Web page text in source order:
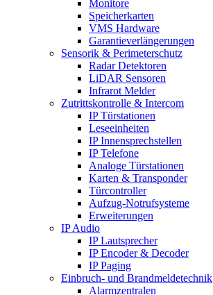
Monitore
Speicherkarten
VMS Hardware
Garantieverlängerungen
Sensorik & Perimeterschutz
Radar Detektoren
LiDAR Sensoren
Infrarot Melder
Zutrittskontrolle & Intercom
IP Türstationen
Leseeinheiten
IP Innensprechstellen
IP Telefone
Analoge Türstationen
Karten & Transponder
Türcontroller
Aufzug-Notrufsysteme
Erweiterungen
IP Audio
IP Lautsprecher
IP Encoder & Decoder
IP Paging
Einbruch- und Brandmeldetechnik
Alarmzentralen